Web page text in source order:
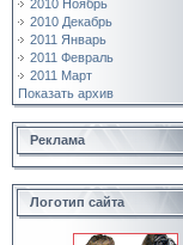
2010 Ноябрь
2010 Декабрь
2011 Январь
2011 Февраль
2011 Март
Показать архив
Реклама
Логотип сайта